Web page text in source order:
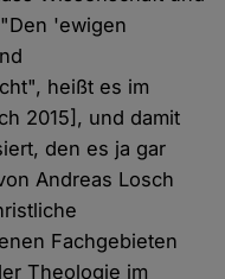
'ewigen
heißt es im
2015], und damit
den es ja gar
Andreas Losch
Fachgebieten
Theologie im